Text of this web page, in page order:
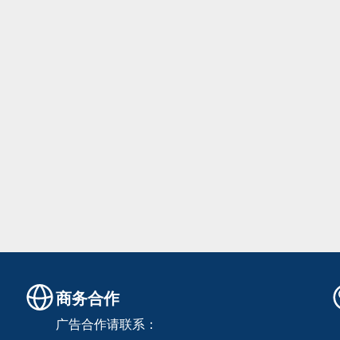
商务合作
广告合作请联系：